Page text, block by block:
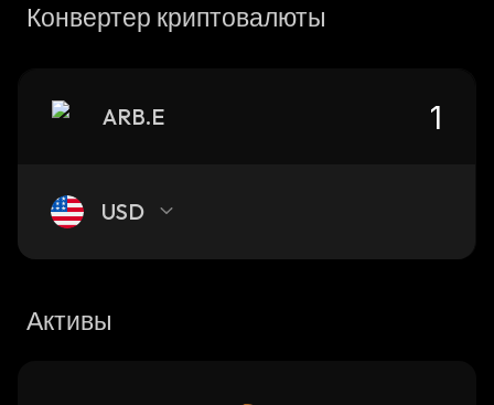
Конвертер криптовалюты
ARB.E
USD
Активы